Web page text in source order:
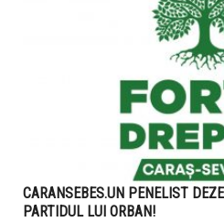
CARANSEBES.UN PENELIST
PARTIDUL LUI ORBAN!